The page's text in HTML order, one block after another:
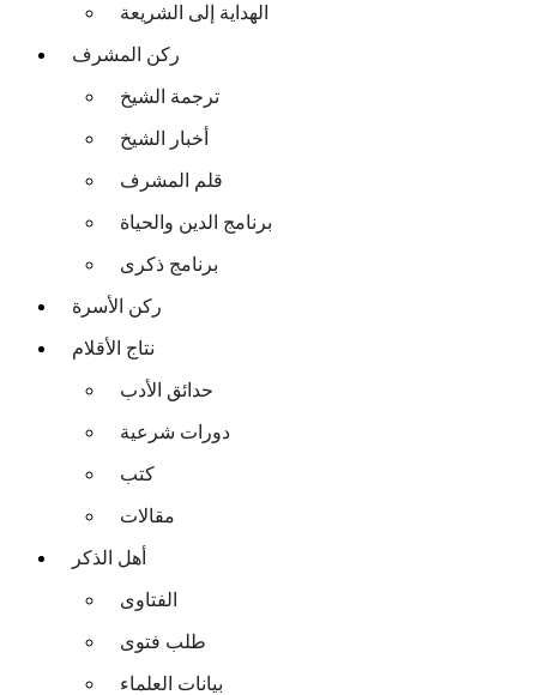
الهداية إلى الشريعة
ركن المشرف
ترجمة الشيخ
أخبار الشيخ
قلم المشرف
برنامج الدين والحياة
برنامج ذكرى
ركن الأسرة
نتاج الأقلام
حدائق الأدب
دورات شرعية
كتب
مقالات
أهل الذكر
الفتاوى
طلب فتوى
بيانات العلماء